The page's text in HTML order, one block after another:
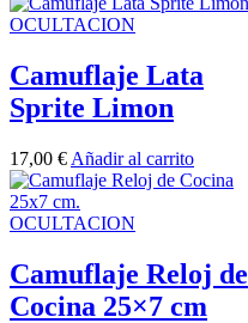
OCULTACION
Camuflaje Lata
Sprite Limon
17,00 € Añadir al carrito
OCULTACION
Camuflaje Reloj de
Cocina 25×7 cm